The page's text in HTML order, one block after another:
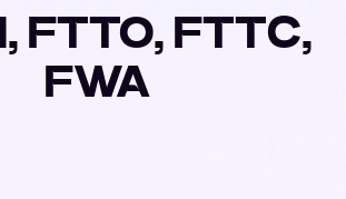
FTTO, FTTC,
FWA